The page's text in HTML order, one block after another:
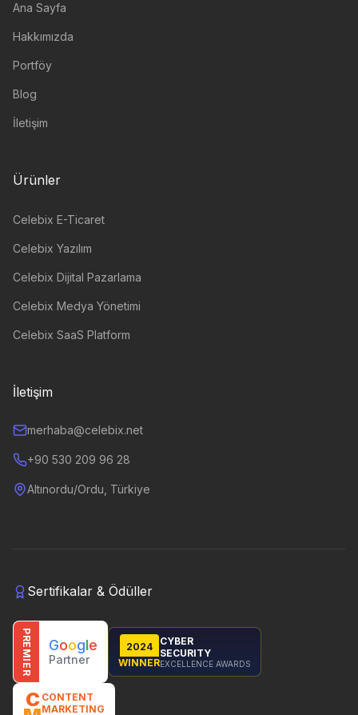
Ana Sayfa
Hakkımızda
Portföy
Blog
İletişim
Ürünler
Celebix E-Ticaret
Celebix Yazılım
Celebix Dijital Pazarlama
Celebix Medya Yönetimi
Celebix SaaS Platform
İletişim
merhaba@celebix.net
+90 530 209 96 28
Altınordu/Ordu, Türkiye
Sertifikalar & Ödüller
PREMIER Google
Partner
2024
WINNER
CYBER
SECURITY
EXCELLENCE AWARDS
C CONTENT
MARKETING